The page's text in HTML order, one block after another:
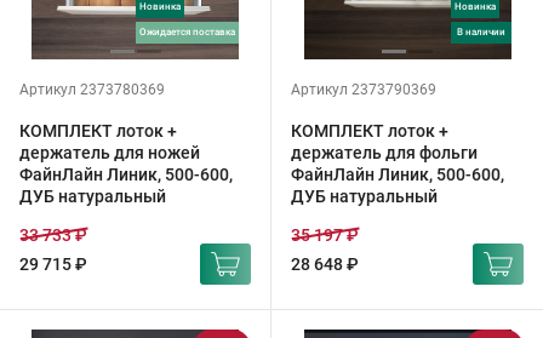
Новинка
ожидается поставка
Артикул 2373780369
КОМПЛЕКТ лоток +
держатель для ножей
ФайнЛайн Линик, 500-600,
ДУБ натуральный
29 715 ₽
33 733 ₽
Новинка
в наличии
Артикул 2373790369
КОМПЛЕКТ лоток +
держатель для фольги
ФайнЛайн Линик, 500-600,
ДУБ натуральный
28 648 ₽
35 197 ₽